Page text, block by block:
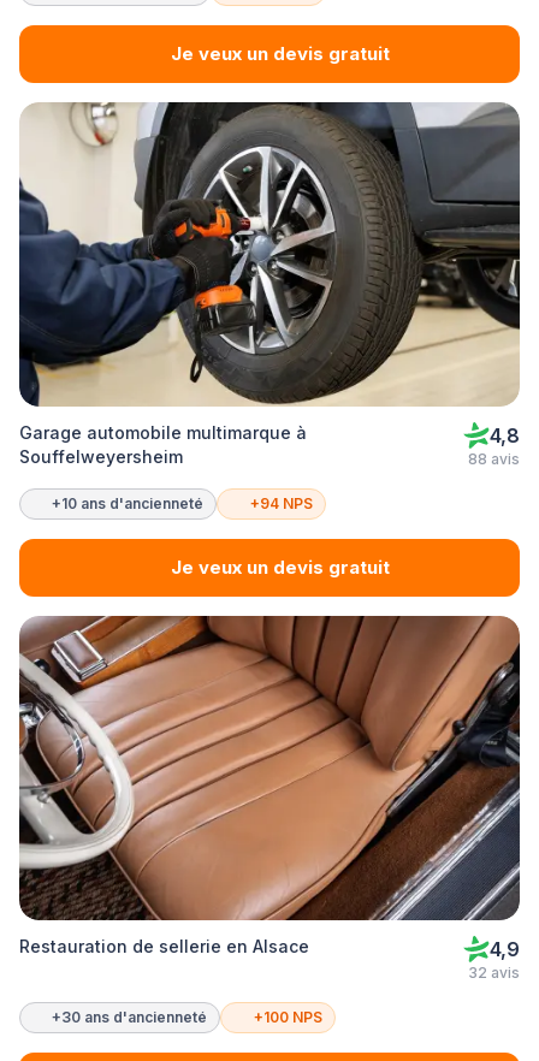
Je veux un devis gratuit
Garage automobile multimarque à
Souffelweyersheim
4,8
88 avis
+10 ans d'ancienneté +94 NPS
Je veux un devis gratuit
Restauration de sellerie en Alsace 4,9
32 avis
+30 ans d'ancienneté +100 NPS